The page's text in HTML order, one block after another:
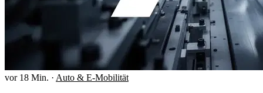
vor 18 Min. · Auto & E-Mobilität